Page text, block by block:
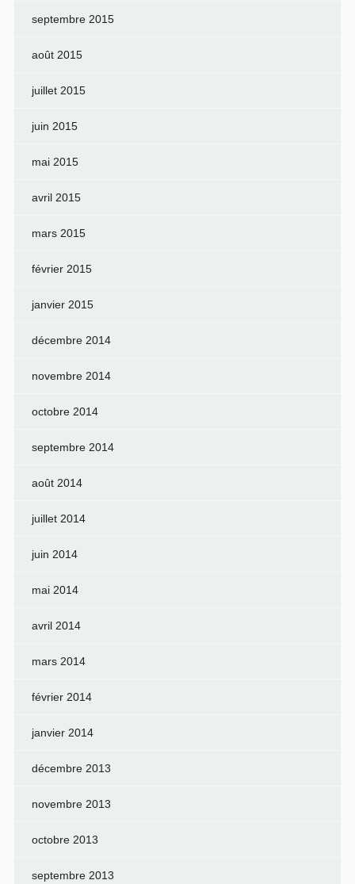
septembre 2015
août 2015
juillet 2015
juin 2015
mai 2015
avril 2015
mars 2015
février 2015
janvier 2015
décembre 2014
novembre 2014
octobre 2014
septembre 2014
août 2014
juillet 2014
juin 2014
mai 2014
avril 2014
mars 2014
février 2014
janvier 2014
décembre 2013
novembre 2013
octobre 2013
septembre 2013